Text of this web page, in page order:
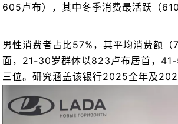
605卢布），其中冬季消费最活跃（
男性消费者占比57%，其平均消费额
面，21-30岁群体以823卢布居首，
三位。研究涵盖该银行2025全年及